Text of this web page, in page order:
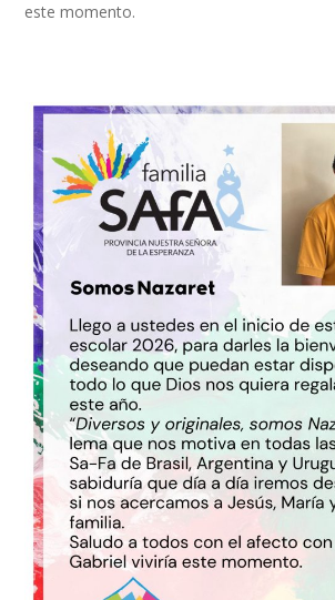
este momento.